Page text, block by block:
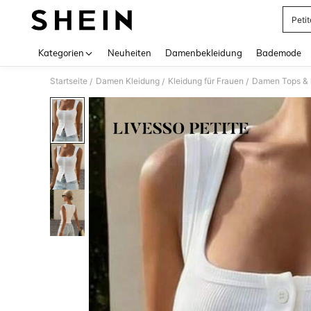
Kategorien Neuheiten Damenbekleidung Bademode
Startseite / Damen Kleidung / Kleidung für Frauen / Damen Tops